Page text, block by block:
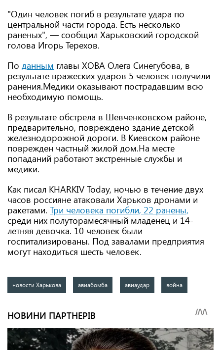
"Один человек погиб в результате удара по
центральной части города. Есть несколько
раненых", — сообщил Харьковский городской
голова Игорь Терехов.
По данным главы ХОВА Олега Синегубова, в
результате вражеских ударов 5 человек получили
ранения.Медики оказывают пострадавшим всю
необходимую помощь.
В результате обстрела в Шевченковском районе,
предварительно, повреждено здание детской
железнодорожной дороги. В Киевском районе
поврежден частный жилой дом.На месте
попаданий работают экстренные службы и
медики.
Как писал KHARKIV Today, ночью в течение двух
часов россияне атаковали Харьков дронами и
ракетами. Три человека погибли, 22 ранены,
среди них полуторамесячный младенец и 14-
летняя девочка. 10 человек были
госпитализированы. Под завалами предприятия
могут находиться шесть человек.
новости Харькова авиабомба авиаудар война